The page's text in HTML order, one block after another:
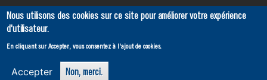
Menu
Footer
Actualités Agenda SCRIBe Ancien Contact
Nous utilisons des cookies sur ce site pour améliorer votre expérience
d'utilisateur.
En cliquant sur Accepter, vous consentez à l'ajout de cookies.
Accepter Non, merci.